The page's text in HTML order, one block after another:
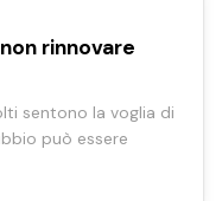
rinnovare
sentono la voglia di
può essere